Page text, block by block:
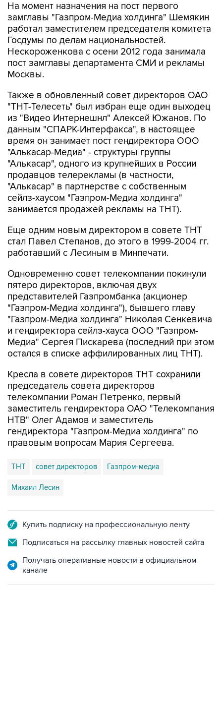
На момент назначения на пост первого
замглавы "Газпром-Медиа холдинга" Шемякин
работал заместителем председателя комитета
Госдумы по делам национальностей.
Нескороженкова с осени 2012 года занимала
пост замглавы департамента СМИ и рекламы
Москвы.
Также в обновленный совет директоров ОАО
"ТНТ-Телесеть" был избран еще один выходец
из "Видео Интернешнл" Алексей Южанов. По
данным "СПАРК-Интерфакса", в настоящее
время он занимает пост гендиректора ООО
"Алькасар-Медиа" - структуры группы
"Алькасар", одного из крупнейших в России
продавцов телерекламы (в частности,
"Алькасар" в партнерстве с собственным
сейлз-хаусом "Газпром-Медиа холдинга"
занимается продажей рекламы на ТНТ).
Еще одним новым директором в совете ТНТ
стал Павел Степанов, до этого в 1999-2004 гг.
работавший с Лесиным в Минпечати.
Одновременно совет телекомпании покинули
пятеро директоров, включая двух
представителей Газпромбанка (акционер
"Газпром-Медиа холдинга"), бывшего главу
"Газпром-Медиа холдинга" Николая Сенкевича
и гендиректора сейлз-хауса ООО "Газпром-
Медиа" Сергея Пискарева (последний при этом
остался в списке аффилированных лиц ТНТ).
Кресла в совете директоров ТНТ сохранили
председатель совета директоров
телекомпании Роман Петренко, первый
заместитель гендиректора ОАО "Телекомпания
НТВ" Олег Адамов и заместитель
гендиректора "Газпром-Медиа холдинга" по
правовым вопросам Мария Сергеева.
ТНТ совет директоров Газпром-медиа
Михаил Лесин
Купить подписку на профессиональную ленту
Подписаться на рассылку главных новостей сайта
Получать оперативные новости в официальном
канале